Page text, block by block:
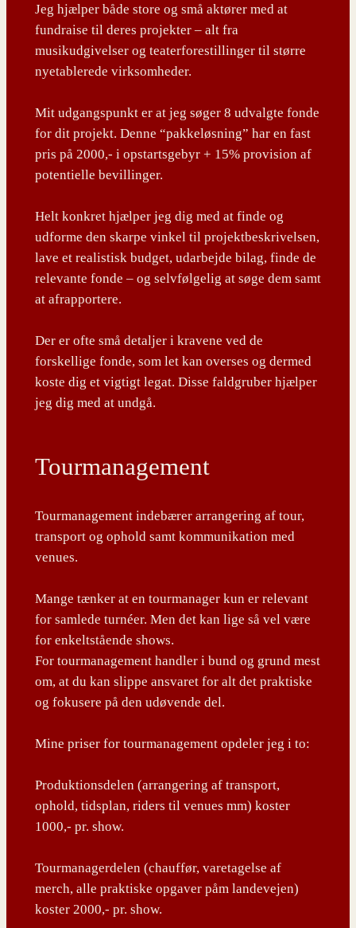
Jeg hjælper både store og små aktører med at
fundraise til deres projekter – alt fra
musikudgivelser og teaterforestillinger til større
nyetablerede virksomheder.
Mit udgangspunkt er at jeg søger 8 udvalgte fonde
for dit projekt. Denne “pakkeløsning” har en fast
pris på 2000,- i opstartsgebyr + 15% provision af
potentielle bevillinger.
Helt konkret hjælper jeg dig med at finde og
udforme den skarpe vinkel til projektbeskrivelsen,
lave et realistisk budget, udarbejde bilag, finde de
relevante fonde – og selvfølgelig at søge dem samt
at afrapportere.
Der er ofte små detaljer i kravene ved de
forskellige fonde, som let kan overses og dermed
koste dig et vigtigt legat. Disse faldgruber hjælper
jeg dig med at undgå.
Tourmanagement
Tourmanagement indebærer arrangering af tour,
transport og ophold samt kommunikation med
venues.
Mange tænker at en tourmanager kun er relevant
for samlede turnéer. Men det kan lige så vel være
for enkeltstående shows.
For tourmanagement handler i bund og grund mest
om, at du kan slippe ansvaret for alt det praktiske
og fokusere på den udøvende del.
Mine priser for tourmanagement opdeler jeg i to:
Produktionsdelen (arrangering af transport,
ophold, tidsplan, riders til venues mm) koster
1000,- pr. show.
Tourmanagerdelen (chauffør, varetagelse af
merch, alle praktiske opgaver påm landevejen)
koster 2000,- pr. show.